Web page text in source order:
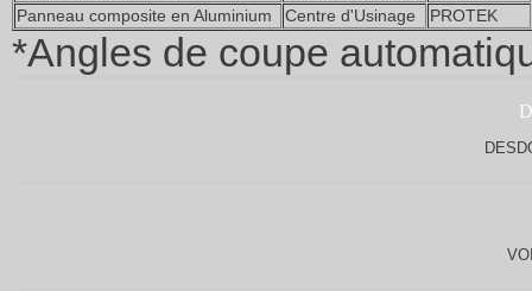
Panneau composite en Aluminium
Centre d'Usinage PROTEK
*Angles de coupe